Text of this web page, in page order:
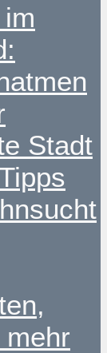
Stadt
mehr